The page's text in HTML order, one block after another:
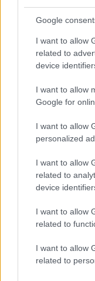
Google
I want to allow
related to
device
I want to allow
Google for
I want to allow
personalized
I want to allow
related to
device
I want to allow
related to
I want to allow
related to
beszélgetésen